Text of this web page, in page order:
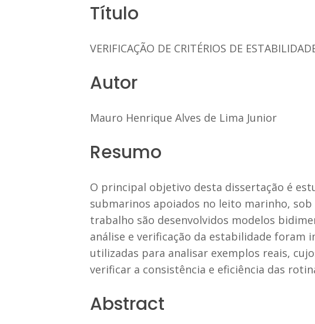
Título
VERIFICAÇÃO DE CRITÉRIOS DE
Autor
Mauro Henrique Alves de Lima Junior
Resumo
O principal objetivo desta dissertação é
submarinos apoiados no leito marinho,
trabalho são desenvolvidos modelos
análise e verificação da estabilidade foram
utilizadas para analisar exemplos reais,
verificar a consistência e eficiência das
Abstract